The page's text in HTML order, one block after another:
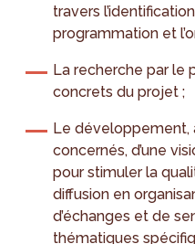
travers
programmation et
La recherche par le
concrets du projet ;
Le développement,
concernés, d’une
pour stimuler la
diffusion en
d’échanges et de
thématiques